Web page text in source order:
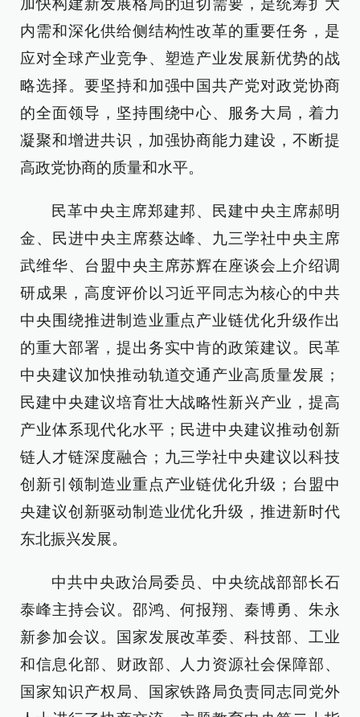
加快构建新发展格局的迫切需要，是统筹扩大
内需和深化供给侧结构性改革的重要任务，是
应对全球产业竞争、塑造产业发展新优势的战
略选择。要坚持和加强中国共产党对政党协商
的全面领导，坚持围绕中心、服务大局，着力
凝聚和增进共识，加强协商能力建设，不断提
高政党协商的质量和水平。
民革中央主席郑建邦、民建中央主席郝明
金、民进中央主席蔡达峰、九三学社中央主席
武维华、台盟中央主席苏辉在座谈会上介绍调
研成果，高度评价以习近平同志为核心的中共
中央围绕推进制造业重点产业链优化升级作出
的重大部署，提出务实中肯的政策建议。民革
中央建议加快推动轨道交通产业高质量发展；
民建中央建议培育壮大战略性新兴产业，提高
产业体系现代化水平；民进中央建议推动创新
链人才链深度融合；九三学社中央建议以科技
创新引领制造业重点产业链优化升级；台盟中
央建议创新驱动制造业优化升级，推进新时代
东北振兴发展。
中共中央政治局委员、中央统战部部长石
泰峰主持会议。邵鸿、何报翔、秦博勇、朱永
新参加会议。国家发展改革委、科技部、工业
和信息化部、财政部、人力资源社会保障部、
国家知识产权局、国家铁路局负责同志同党外